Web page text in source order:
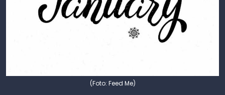
(Foto: Feed Me)